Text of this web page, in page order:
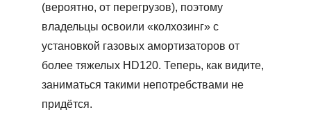
(вероятно, от перегрузов), поэтому
владельцы освоили «колхозинг» с
установкой газовых амортизаторов от
более тяжелых HD120. Теперь, как видите,
заниматься такими непотребствами не
придётся.